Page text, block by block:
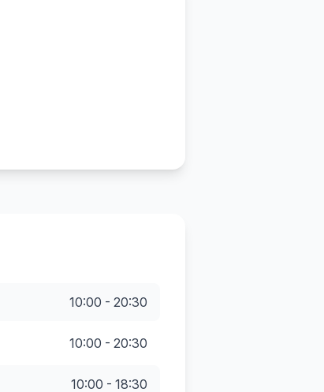
10:00 - 20:30
10:00 - 20:30
10:00 - 18:30